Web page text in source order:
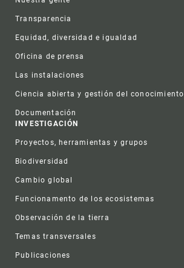
Transparencia
Equidad, diversidad e igualdad
Oficina de prensa
Las instalaciones
Ciencia abierta y gestión del conocimiento
Documentación
INVESTIGACIÓN
Proyectos, herramientas y grupos
Biodiversidad
Cambio global
Funcionamento de los ecosistemas
Observación de la tierra
Temas transversales
Publicaciones